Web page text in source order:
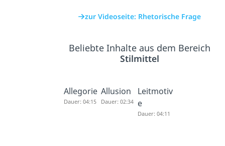
zur Videoseite: Rhetorische Frage
Beliebte Inhalte aus dem Bereich
Stilmittel
Allegorie
Dauer: 04:15
Allusion
Dauer: 02:34
Leitmotiv
e
Dauer: 04:11